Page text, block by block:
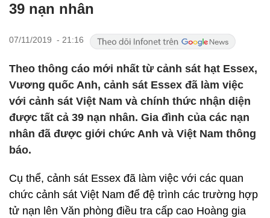
39 nạn nhân
07/11/2019 - 21:16
Theo thông cáo mới nhất từ cảnh sát hạt Essex,
Vương quốc Anh, cảnh sát Essex đã làm việc
với cảnh sát Việt Nam và chính thức nhận diện
được tất cả 39 nạn nhân. Gia đình của các nạn
nhân đã được giới chức Anh và Việt Nam thông
báo.
Cụ thể, cảnh sát Essex đã làm việc với các quan
chức cảnh sát Việt Nam để đệ trình các trường hợp
tử nạn lên Văn phòng điều tra cấp cao Hoàng gia